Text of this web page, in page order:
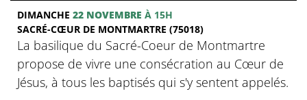
DIMANCHE 22 NOVEMBRE À 15H
SACRÉ-CŒUR DE MONTMARTRE (75018)
La basilique du Sacré-Coeur de Montmartre
propose de vivre une consécration au Cœur de
Jésus, à tous les baptisés qui s'y sentent appelés.